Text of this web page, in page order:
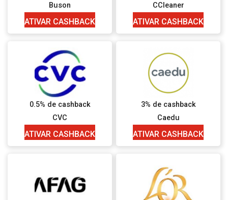
Buson
ATIVAR CASHBACK
CCleaner
ATIVAR CASHBACK
0.5% de cashback
CVC
ATIVAR CASHBACK
3% de cashback
Caedu
ATIVAR CASHBACK